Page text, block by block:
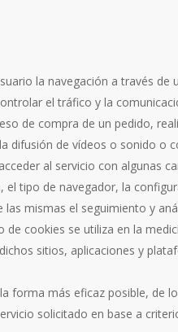
la navegación a través
el tráfico y la
de compra de un pedido,
difusión de vídeos o sonido o
al servicio con algunas
tipo de navegador, la
las mismas el seguimiento y
cookies se utiliza en la
sitios, aplicaciones y
forma más eficaz posible, de
solicitado en base a